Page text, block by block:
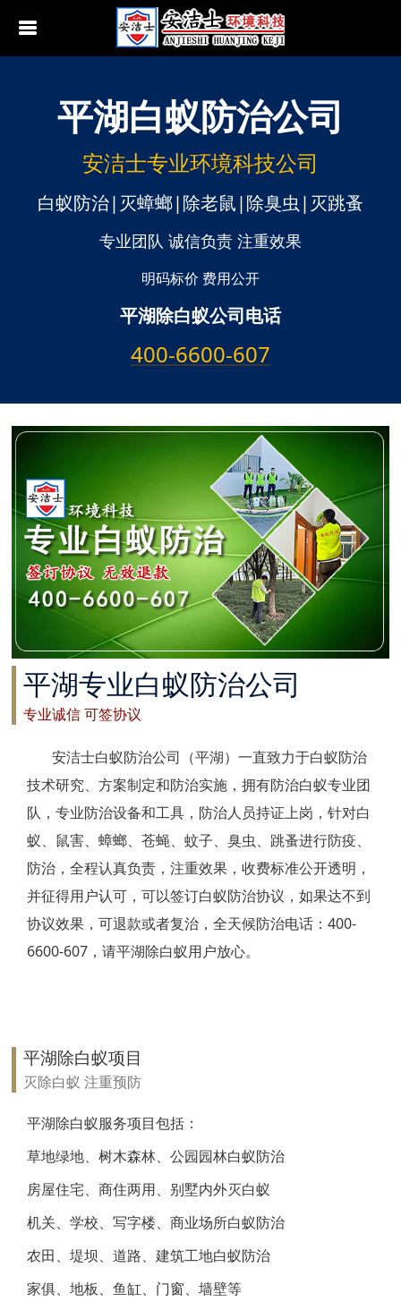
南京白蚁防治
江阴白蚁防治
太仓白蚁防治
常州白蚁防治
溧阳白蚁防治
南通白蚁防治
如东白蚁防治
如皋白蚁防治
海安白蚁防治
泰州白蚁防治
兴化白蚁防治
靖江白蚁防治
泰兴白蚁防治
扬州白蚁防治
宝应白蚁防治
镇江白蚁防治
丹阳白蚁防治
扬中白蚁防治
句容白蚁防治
响水白蚁防治
平湖白蚁防治公司
安洁士专业环境科技公司
白蚁防治|灭蟑螂|除老鼠|除臭虫|灭跳蚤
专业团队 诚信负责 注重效果
明码标价 费用公开
平湖除白蚁公司电话
400-6600-607
平湖专业白蚁防治公司
专业诚信 可签协议
安洁士白蚁防治公司（平湖）一直致力于白蚁防治
技术研究、方案制定和防治实施，拥有防治白蚁专业团
队，专业防治设备和工具，防治人员持证上岗，针对白
蚁、鼠害、蟑螂、苍蝇、蚊子、臭虫、跳蚤进行防疫、
防治，全程认真负责，注重效果，收费标准公开透明，
并征得用户认可，可以签订白蚁防治协议，如果达不到
协议效果，可退款或者复治，全天候防治电话：400-
6600-607，请平湖除白蚁用户放心。
平湖除白蚁项目
灭除白蚁 注重预防
平湖除白蚁服务项目包括：
草地绿地、树木森林、公园园林白蚁防治
房屋住宅、商住两用、别墅内外灭白蚁
机关、学校、写字楼、商业场所白蚁防治
农田、堤坝、道路、建筑工地白蚁防治
家俱、地板、鱼缸、门窗、墙壁等